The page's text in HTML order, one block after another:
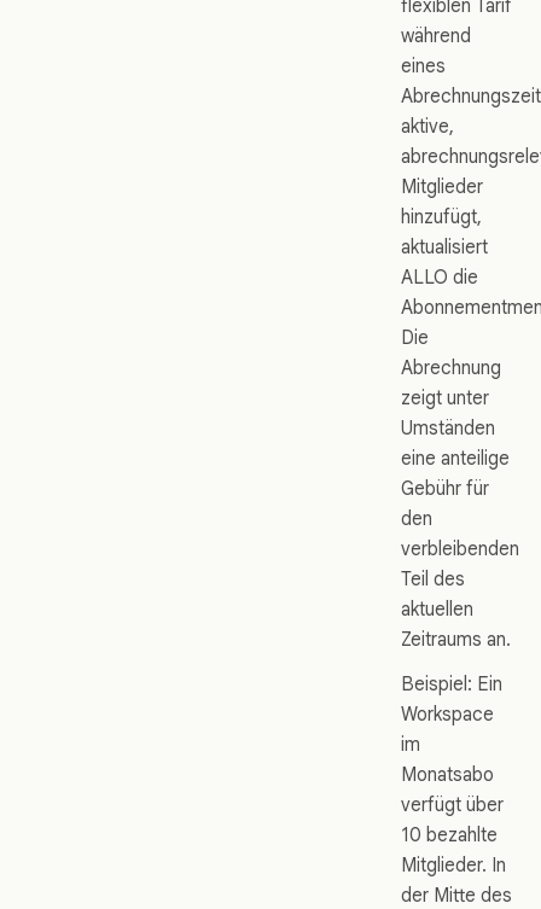
flexiblen Tarif
während
eines
aktive,
Mitglieder
hinzufügt,
aktualisiert
ALLO die
Die
Abrechnung
zeigt unter
Umständen
eine anteilige
Gebühr für
den
verbleibenden
Teil des
aktuellen
Zeitraums an.
Beispiel: Ein
Workspace
im
Monatsabo
verfügt über
10 bezahlte
Mitglieder. In
der Mitte des